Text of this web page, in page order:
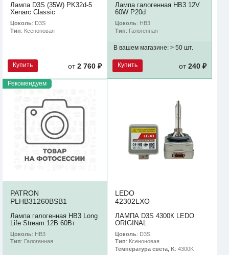
Лампа D3S (35W) PK32d-5
Xenarc Classic
Цоколь: D3S
Тип: Ксеноновая
Купить от2 760 ₽
Лампа галогенная HB3 12V
60W P20d
Цоколь: HB3
Тип: Галогенная
В вашем магазине: > 50 шт.
Купить от240 ₽
Рекомендуем
PATRON
PLHB31260BSB1
Лампа галогенная HB3 Long
Life Stream 12В 60Вт
Цоколь: HB3
Тип: Галогенная
LEDO
42302LXO
ЛАМПА D3S 4300К LEDO
ORIGINAL
Цоколь: D3S
Тип: Ксеноновая
Температура света, K: 4300K